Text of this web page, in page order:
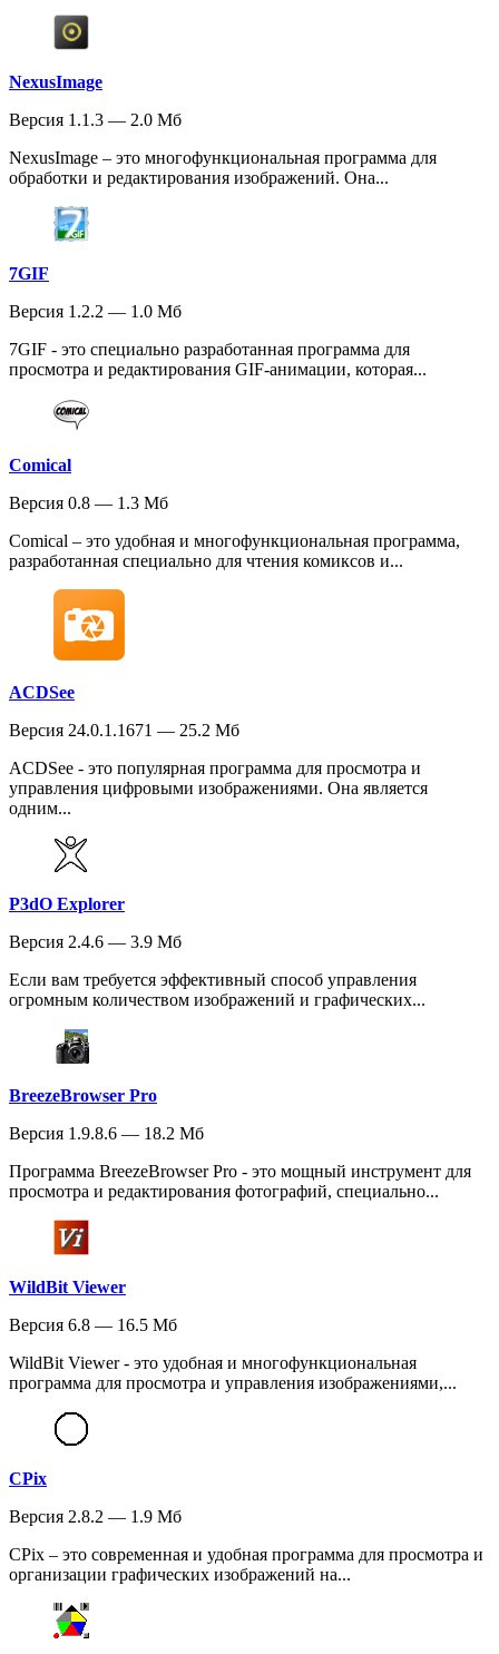
NexusImage
Версия 1.1.3 — 2.0 Мб
NexusImage – это многофункциональная программа для
обработки и редактирования изображений. Она...
7GIF
Версия 1.2.2 — 1.0 Мб
7GIF - это специально разработанная программа для
просмотра и редактирования GIF-анимации, которая...
Comical
Версия 0.8 — 1.3 Мб
Comical – это удобная и многофункциональная программа,
разработанная специально для чтения комиксов и...
ACDSee
Версия 24.0.1.1671 — 25.2 Мб
ACDSee - это популярная программа для просмотра и
управления цифровыми изображениями. Она является
одним...
P3dO Explorer
Версия 2.4.6 — 3.9 Мб
Если вам требуется эффективный способ управления
огромным количеством изображений и графических...
BreezeBrowser Pro
Версия 1.9.8.6 — 18.2 Мб
Программа BreezeBrowser Pro - это мощный инструмент для
просмотра и редактирования фотографий, специально...
WildBit Viewer
Версия 6.8 — 16.5 Мб
WildBit Viewer - это удобная и многофункциональная
программа для просмотра и управления изображениями,...
CPix
Версия 2.8.2 — 1.9 Мб
CPix – это современная и удобная программа для просмотра и
организации графических изображений на...